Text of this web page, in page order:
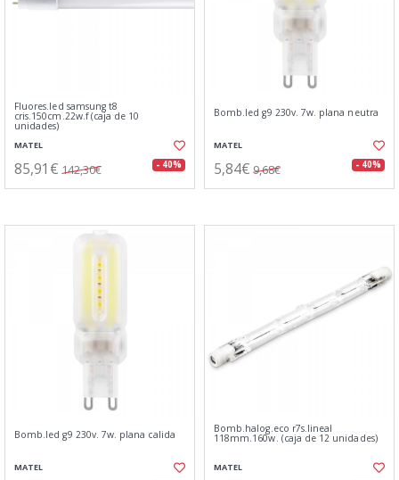
Fluores.led samsung t8
cris.150cm.22w.f (caja de 10
unidades)
MATEL
85,91€ 142,30€ - 40%
Bomb.led g9 230v. 7w. plana neutra
MATEL
5,84€ 9,68€ - 40%
Bomb.led g9 230v. 7w. plana calida
MATEL
Bomb.halog.eco r7s.lineal
118mm.160w. (caja de 12 unidades)
MATEL